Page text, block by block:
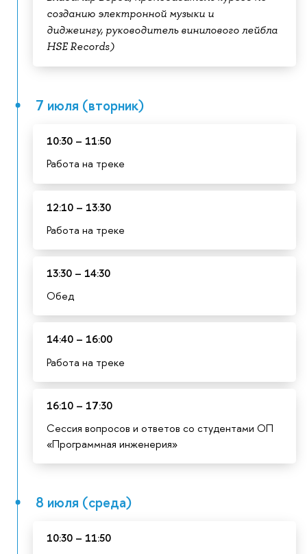
созданию электронной музыки и
диджеингу, руководитель винилового лейбла
HSE Records)
7 июля (вторник)
10:30 – 11:50
Работа на треке
12:10 – 13:30
Работа на треке
13:30 – 14:30
Обед
14:40 – 16:00
Работа на треке
16:10 – 17:30
Сессия вопросов и ответов со студентами ОП
«Программная инженерия»
8 июля (среда)
10:30 – 11:50